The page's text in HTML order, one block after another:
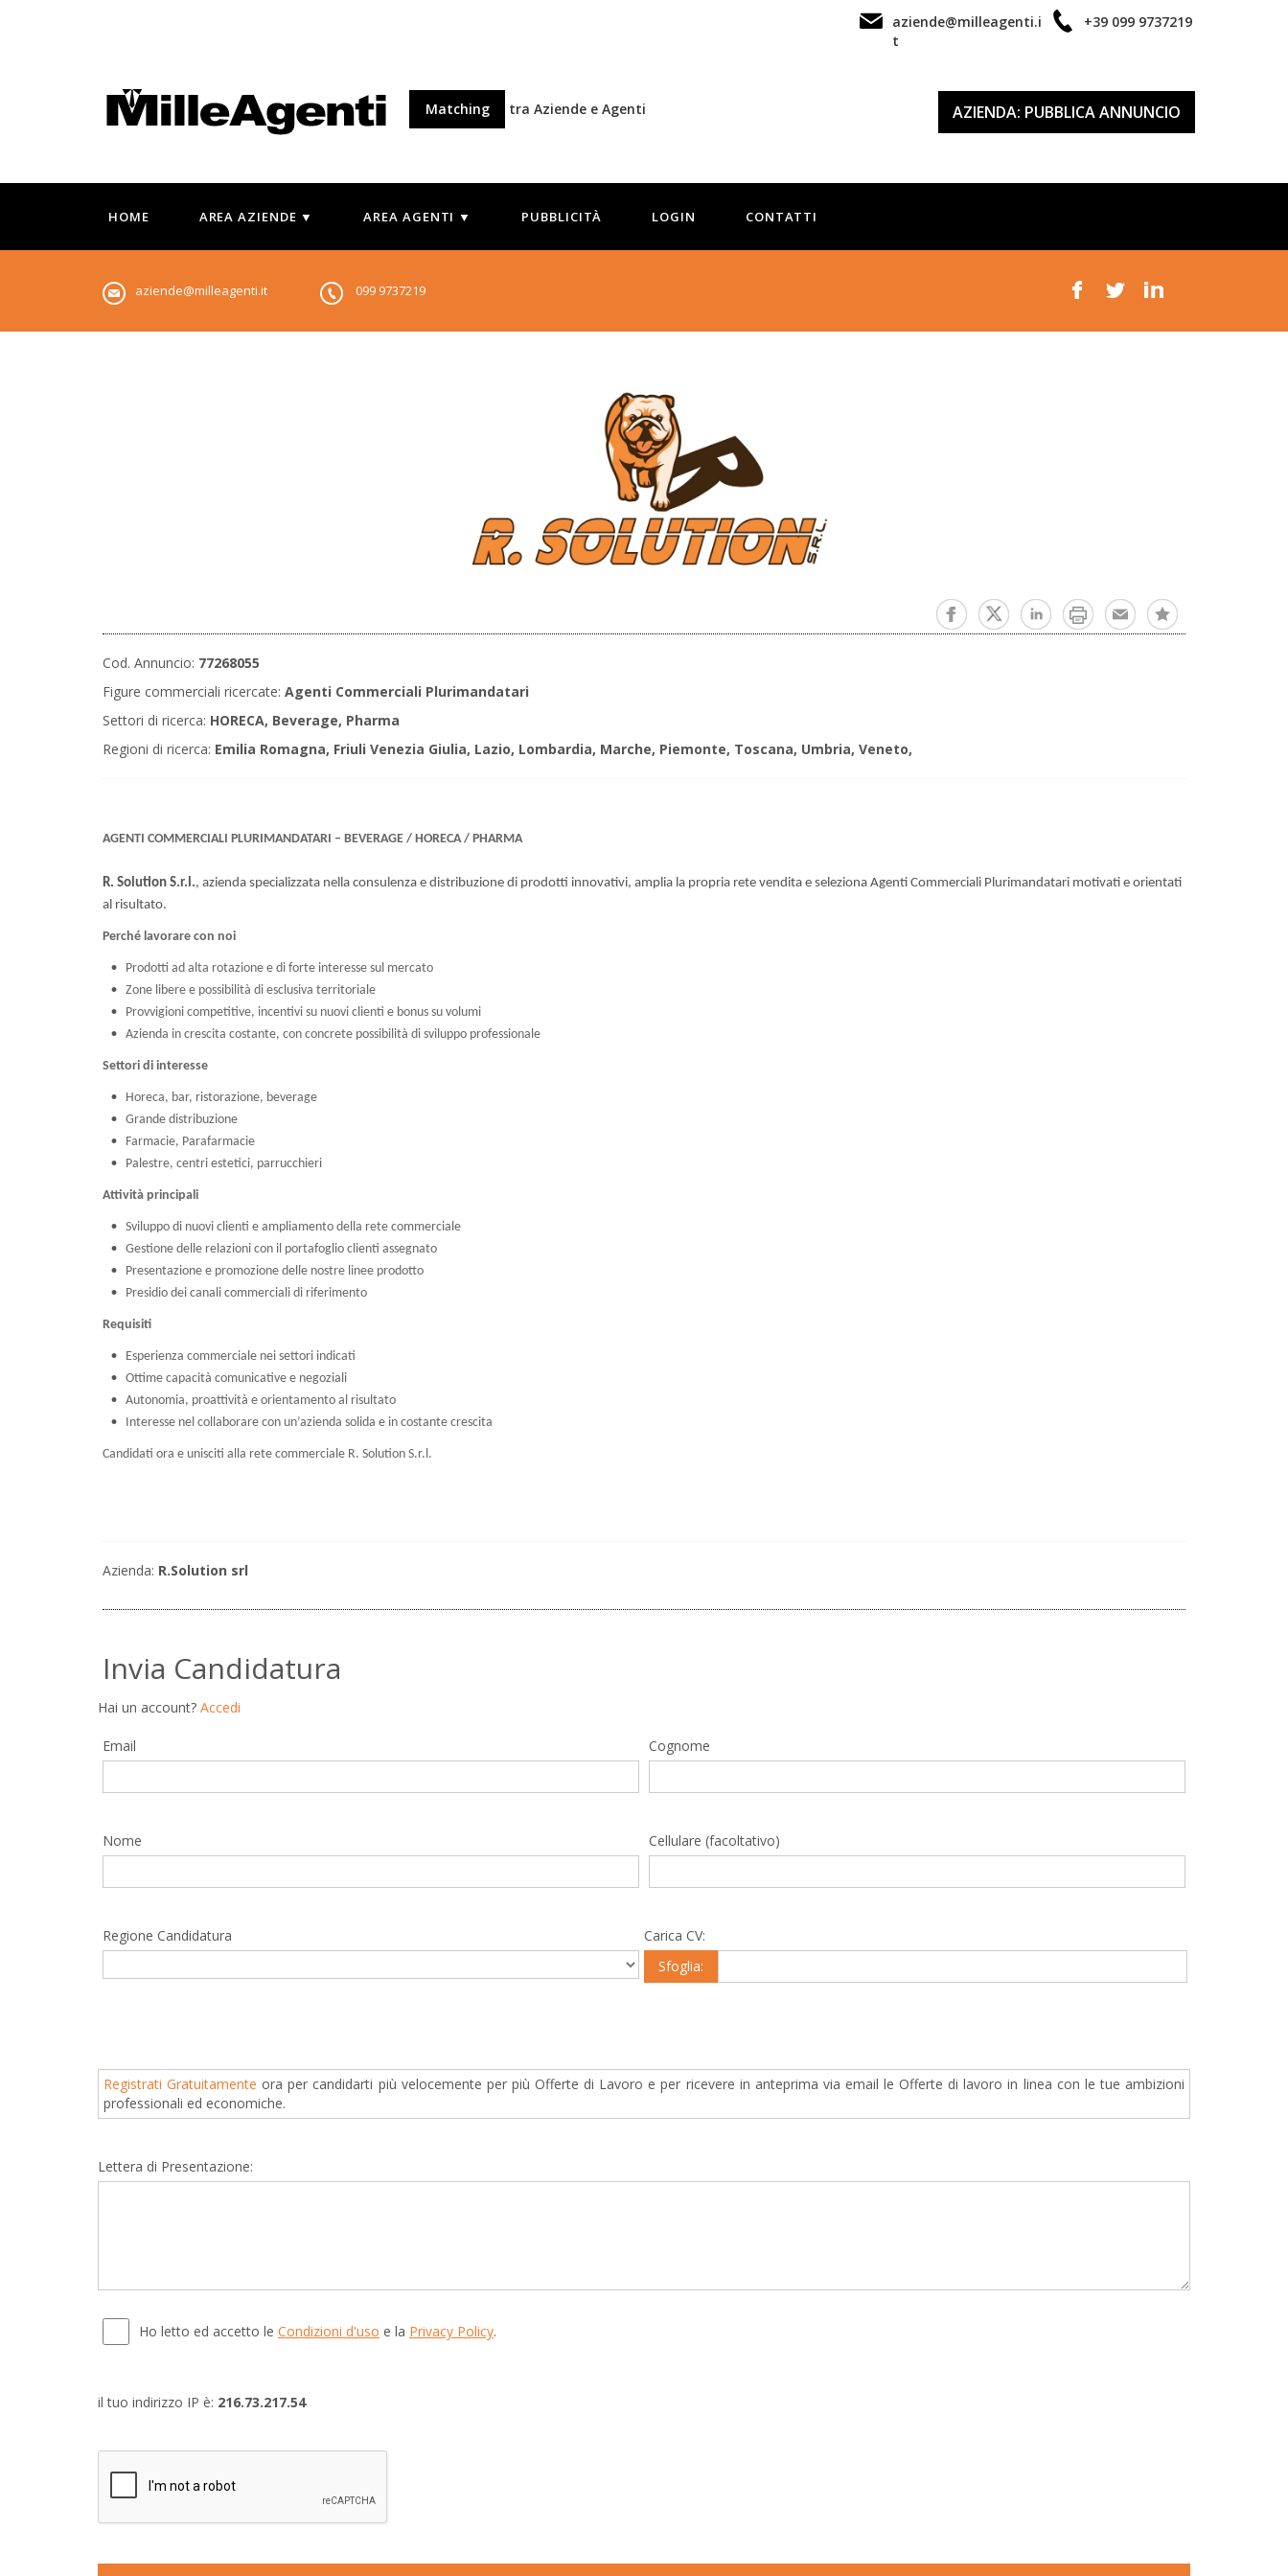
+39 099 9737219
aziende@milleagenti.i
t
Matching tra Aziende e Agenti AZIENDA: PUBBLICA ANNUNCIO
HOME AREA AZIENDE ▼ AREA AGENTI ▼ PUBBLICITÀ LOGIN CONTATTI
aziende@milleagenti.it 099 9737219
Cod. Annuncio: 77268055
Figure commerciali ricercate: Agenti Commerciali Plurimandatari
Settori di ricerca: HORECA, Beverage, Pharma
Regioni di ricerca: Emilia Romagna, Friuli Venezia Giulia, Lazio, Lombardia, Marche, Piemonte, Toscana, Umbria, Veneto,
AGENTI COMMERCIALI PLURIMANDATARI – BEVERAGE / HORECA / PHARMA
R. Solution S.r.l., azienda specializzata nella consulenza e distribuzione di prodotti innovativi, amplia la propria rete vendita e seleziona Agenti Commerciali Plurimandatari motivati e orientati
al risultato.
Perché lavorare con noi
Prodotti ad alta rotazione e di forte interesse sul mercato
Zone libere e possibilità di esclusiva territoriale
Provvigioni competitive, incentivi su nuovi clienti e bonus su volumi
Azienda in crescita costante, con concrete possibilità di sviluppo professionale
Settori di interesse
Horeca, bar, ristorazione, beverage
Grande distribuzione
Farmacie, Parafarmacie
Palestre, centri estetici, parrucchieri
Attività principali
Sviluppo di nuovi clienti e ampliamento della rete commerciale
Gestione delle relazioni con il portafoglio clienti assegnato
Presentazione e promozione delle nostre linee prodotto
Presidio dei canali commerciali di riferimento
Requisiti
Esperienza commerciale nei settori indicati
Ottime capacità comunicative e negoziali
Autonomia, proattività e orientamento al risultato
Interesse nel collaborare con un’azienda solida e in costante crescita
Candidati ora e unisciti alla rete commerciale R. Solution S.r.l.
Azienda: R.Solution srl
Invia Candidatura
Hai un account? Accedi
Email
Nome
Cognome
Cellulare (facoltativo)
Regione Candidatura
Carica CV:
Sfoglia:
Registrati Gratuitamente ora per candidarti più velocemente per più Offerte di Lavoro e per ricevere in anteprima via email le Offerte di lavoro in linea con le tue ambizioni
professionali ed economiche.
Lettera di Presentazione:
Ho letto ed accetto le Condizioni d'uso e la Privacy Policy.
il tuo indirizzo IP è: 216.73.217.54